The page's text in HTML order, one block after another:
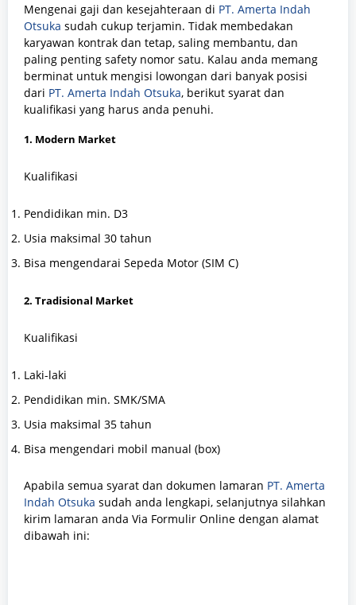
Mengenai gaji dan kesejahteraan di PT. Amerta Indah
Otsuka sudah cukup terjamin. Tidak membedakan
karyawan kontrak dan tetap, saling membantu, dan
paling penting safety nomor satu. Kalau anda memang
berminat untuk mengisi lowongan dari banyak posisi
dari PT. Amerta Indah Otsuka, berikut syarat dan
kualifikasi yang harus anda penuhi.
1. Modern Market
Kualifikasi
Pendidikan min. D3
Usia maksimal 30 tahun
Bisa mengendarai Sepeda Motor (SIM C)
2. Tradisional Market
Kualifikasi
Laki-laki
Pendidikan min. SMK/SMA
Usia maksimal 35 tahun
Bisa mengendari mobil manual (box)
Apabila semua syarat dan dokumen lamaran PT. Amerta
Indah Otsuka sudah anda lengkapi, selanjutnya silahkan
kirim lamaran anda Via Formulir Online dengan alamat
dibawah ini: